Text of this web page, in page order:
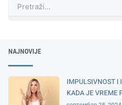
NAJNOVIJE
IMPULSIVNOST I
KADA JE VREME